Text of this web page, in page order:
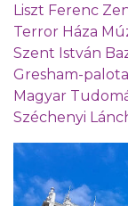
Liszt Ferenc
Terror Háza
Szent István
Gresham-palota
Magyar
Széchenyi